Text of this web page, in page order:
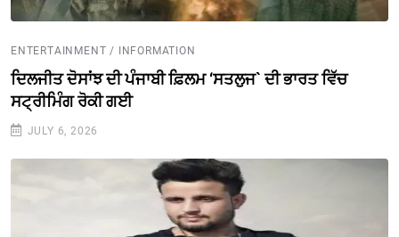
ENTERTAINMENT / INFORMATION
ਦਿਲਜੀਤ ਦੋਸਾਂਝ ਦੀ ਪੰਜਾਬੀ ਫ਼ਿਲਮ ‘ਸਤਲੁਜ` ਦੀ ਭਾਰਤ ਵਿੱਚ
ਸਟ੍ਰੀਮਿੰਗ ਰੋਕੀ ਗਈ
JULY 6, 2026